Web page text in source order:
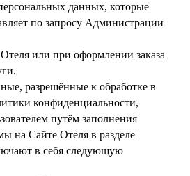
данных, которые
по запросу Администрации
или при оформлении заказа
разрешённые к обработке в
конфиденциальности,
путём заполнения
на Сайте Отеля в разделе
в себя следующую